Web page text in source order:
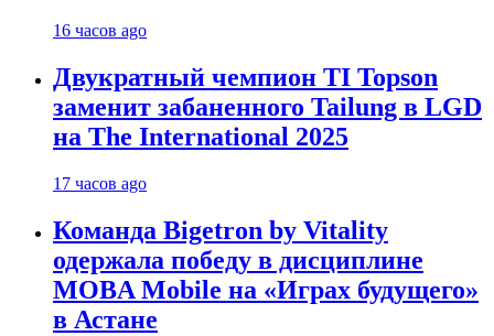
16 часов ago
Двукратный чемпион TI Topson
заменит забаненного Tailung в LGD
на The International 2025
17 часов ago
Команда Bigetron by Vitality
одержала победу в дисциплине
MOBA Mobile на «Играх будущего»
в Астане